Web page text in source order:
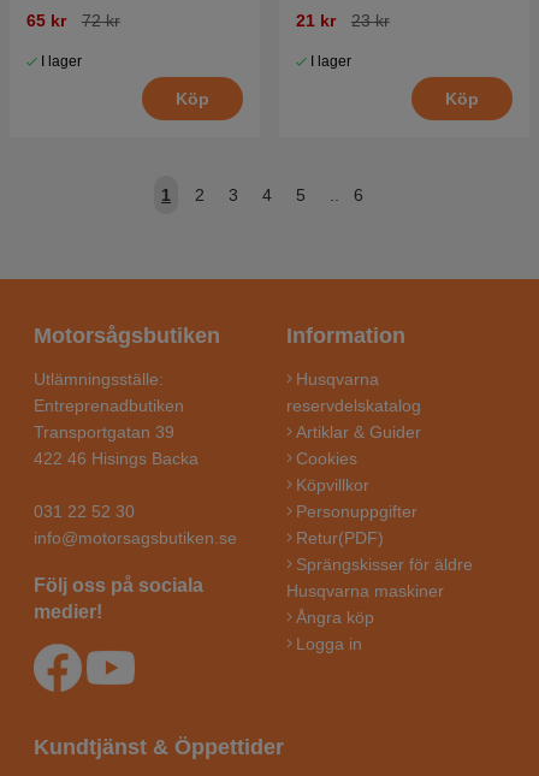
65 kr 72 kr
I lager
Köp
21 kr 23 kr
I lager
Köp
1 2 3 4 5 .. 6
Motorsågsbutiken
Utlämningsställe:
Entreprenadbutiken
Transportgatan 39
422 46 Hisings Backa
031 22 52 30
info@motorsagsbutiken.se
Följ oss på sociala
medier!
Information
Husqvarna
reservdelskatalog
Artiklar & Guider
Cookies
Köpvillkor
Personuppgifter
Retur(PDF)
Sprängskisser för äldre
Husqvarna maskiner
Ångra köp
Logga in
Kundtjänst & Öppettider